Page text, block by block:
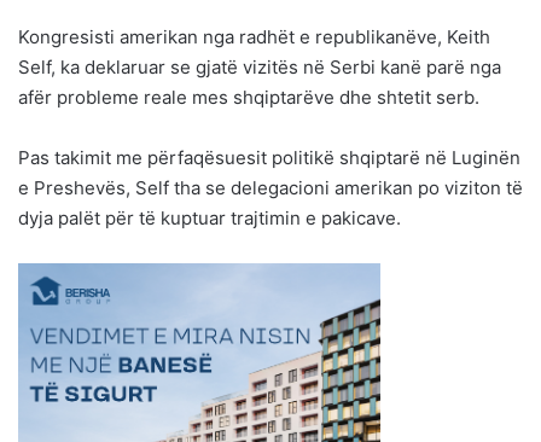
Kongresisti amerikan nga radhët e republikanëve, Keith
Self, ka deklaruar se gjatë vizitës në Serbi kanë parë nga
afër probleme reale mes shqiptarëve dhe shtetit serb.
Pas takimit me përfaqësuesit politikë shqiptarë në Luginën
e Preshevës, Self tha se delegacioni amerikan po viziton të
dyja palët për të kuptuar trajtimin e pakicave.